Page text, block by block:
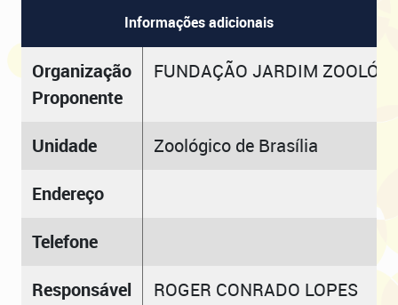
Informações adicionais
Organização
Proponente
FUNDAÇÃO JARDIM
Unidade
Zoológico de Brasília
Endereço
Telefone
Responsável
ROGER CONRADO LOPES